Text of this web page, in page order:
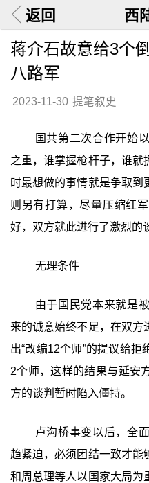
返回 西
蒋介石故意给3个
八路军
2023-11-30 提笔叙史
国共第二次合作开始
之重，谁掌握枪杆子，谁就
时最想做的事情就是争取到
则另有打算，尽量压缩红
好，双方就此进行了激烈的
无理条件
由于国民党本来就是
来的诚意始终不足，在双方
出“改编12个师”的提议给
2个师，这样的结果与延安
方的谈判暂时陷入僵持。
卢沟桥事变以后，全
趋紧迫，必须团结一致才能
和周总理等人以国家大局为